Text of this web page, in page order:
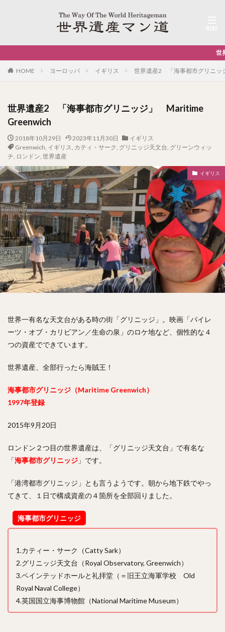
HOME ヨーロッパ イギリス 世界遺産2 「海事都市グリニ
世界遺産2 「海事都市グリニッジ」 Maritime
Greenwich
2018年10月29日 2023年11月30日
イギリス
Greenwich, イギリス, カティ・サーク, グリニッジ天文台, グリーンウィッ
チ, ロンドン, 世界遺産
イギリス
世界一有名な天文台がある時の街「グリニッジ」。映画「パイレ
ーツ・オブ・カリビアン／生命の泉」のロケ地など、個性的な４
つの資産でできています。
世界遺産、全部行ったら海賊王！
海事都市グリニッジ（Maritime Greenwich）
1997年登録
2015年9月20日
ロンドン２つ目の世界遺産は、「グリニッジ天文台」で有名な
「海事都市グリニッジ 」です。
「港湾都市グリニッジ」とも言うようです。朝から地下鉄でやっ
てきて、１日で構成資産の４箇所を全部回りました。
海事都市グリニッジ
1.カティー・サーク（Catty Sark）
2.グリニッジ天文台（Royal Observatory, Greenwich）
3.ペインテッドホールと礼拝堂（＝旧王立海軍学校 Old
Royal Naval College）
4.英国国立海事博物館（National Maritime Museum）